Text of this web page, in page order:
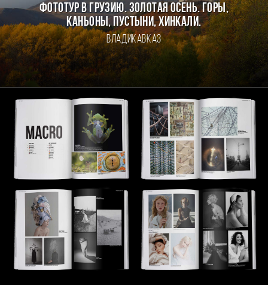
Фототур в Грузию. Золотая осень. Горы,
каньоны, пустыни, хинкали.
Владикавказ